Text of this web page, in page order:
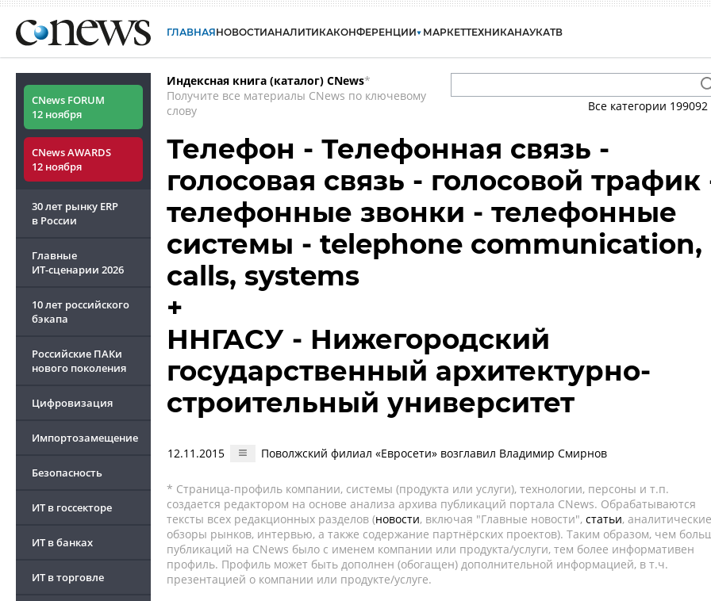
ГЛАВНАЯНОВОСТИАНАЛИТИКАКОНФЕРЕНЦИИ МАРКЕТТЕХНИКАНАУКАТВ
CNews FORUM
12 ноября
CNews AWARDS
12 ноября
30 лет рынку ERP
в России
Главные
ИТ-сценарии 2026
10 лет российского
бэкапа
Российские ПАКи
нового поколения
Цифровизация
Импортозамещение
Безопасность
ИТ в госсекторе
ИТ в банках
ИТ в торговле
Индексная книга (каталог) CNews*
Получите все материалы CNews по ключевому
слову
Все категории 199092
Телефон - Телефонная связь -
голосовая связь - голосовой трафик
телефонные звонки - телефонные
системы - telephone communication,
calls, systems
+
ННГАСУ - Нижегородский
государственный архитектурно-
строительный университет
12.11.2015 Поволжский филиал «Евросети» возглавил Владимир Смирнов
* Страница-профиль компании, системы (продукта или услуги), технологии, персоны и т.п.
создается редактором на основе анализа архива публикаций портала CNews. Обрабатываются
тексты всех редакционных разделов (новости, включая "Главные новости", статьи, аналитические
обзоры рынков, интервью, а также содержание партнёрских проектов). Таким образом, чем
публикаций на CNews было с именем компании или продукта/услуги, тем более информативен
профиль. Профиль может быть дополнен (обогащен) дополнительной информацией, в т.ч.
презентацией о компании или продукте/услуге.